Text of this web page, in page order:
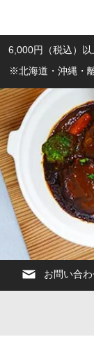
6,000円（税込）
※北海道・沖縄・
お問い合